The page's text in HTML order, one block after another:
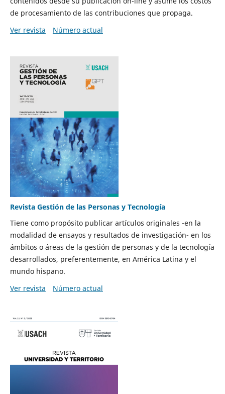
de procesamiento de las contribuciones que propaga.
Ver revista
Número actual
Revista Gestión de las Personas y Tecnología
Tiene como propósito publicar artículos originales -en la
modalidad de ensayos y resultados de investigación- en los
ámbitos o áreas de la gestión de personas y de la tecnología
desarrollados, preferentemente, en América Latina y el
mundo hispano.
Ver revista
Número actual